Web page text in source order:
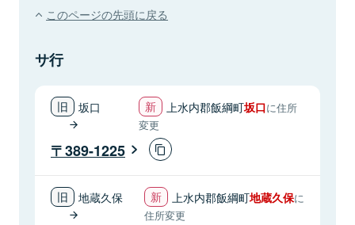
このページの先頭に戻る
サ行
坂口 上水内郡飯綱町坂口に住所
変更
389-1225
地蔵久保 上水内郡飯綱町地蔵久保に
住所変更